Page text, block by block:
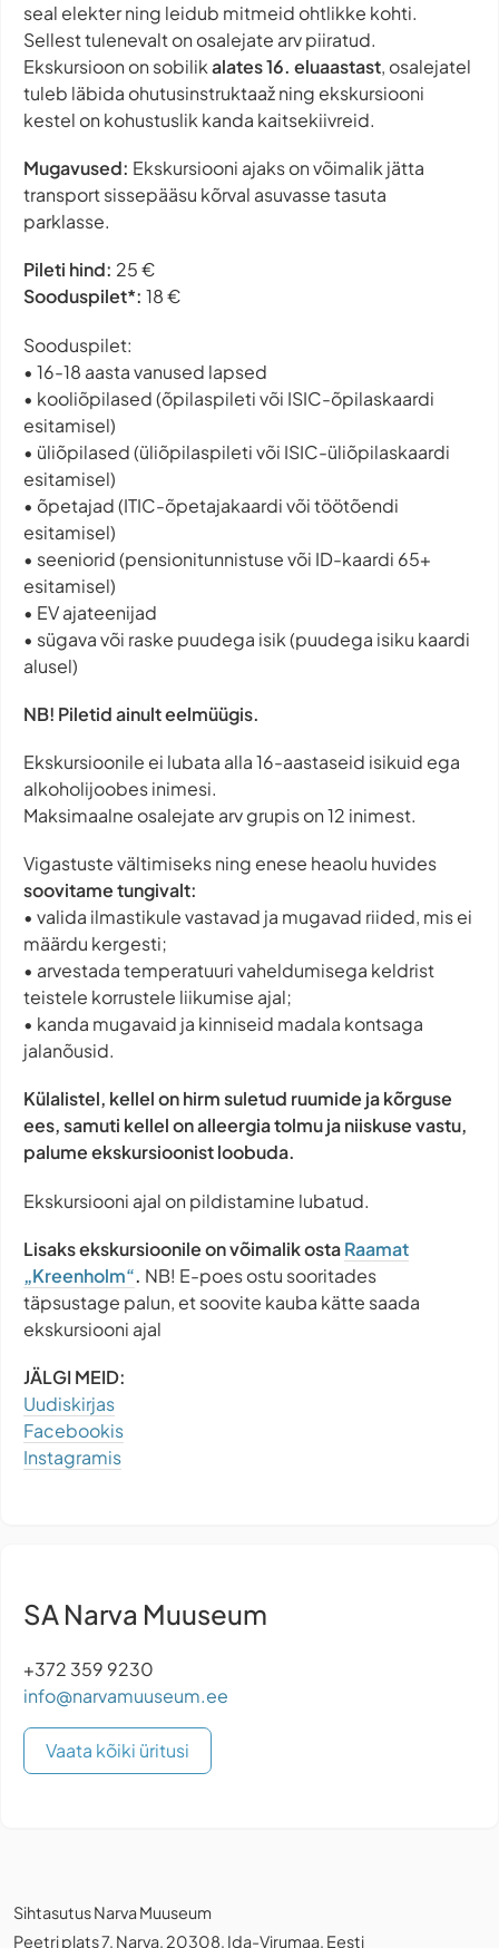
seal elekter ning leidub mitmeid ohtlikke kohti.
Sellest tulenevalt on osalejate arv piiratud.
Ekskursioon on sobilikalates 16. eluaastast, osalejatel
tuleb läbida ohutusinstruktaaž ning ekskursiooni
kestel on kohustuslik kanda kaitsekiivreid.
Mugavused: Ekskursiooni ajaks on võimalik jätta
transport sissepääsu kõrval asuvasse tasuta
parklasse.
Pileti hind: 25 €
Sooduspilet*: 18 €
Sooduspilet:
• 16-18 aasta vanused lapsed
• kooliõpilased (õpilaspileti või ISIC-õpilaskaardi
esitamisel)
• üliõpilased (üliõpilaspileti või ISIC-üliõpilaskaardi
esitamisel)
• õpetajad (ITIC-õpetajakaardi või töötõendi
esitamisel)
• seeniorid (pensionitunnistuse või ID-kaardi 65+
esitamisel)
• EV ajateenijad
• sügava või raske puudega isik (puudega isiku kaardi
alusel)
NB! Piletid ainult eelmüügis.
Ekskursioonile ei lubata alla 16-aastaseid isikuid ega
alkoholijoobes inimesi.
Maksimaalne osalejate arv grupis on 12 inimest.
Vigastuste vältimiseks ning enese heaolu huvides
soovitame tungivalt:
• valida ilmastikule vastavad ja mugavad riided, mis ei
määrdu kergesti;
• arvestada temperatuuri vaheldumisega keldrist
teistele korrustele liikumise ajal;
• kanda mugavaid ja kinniseid madala kontsaga
jalanõusid.
Külalistel, kellel on hirm suletud ruumide ja kõrguse
ees, samuti kellel on alleergia tolmu ja niiskuse vastu,
palume ekskursioonist loobuda.
Ekskursiooni ajal on pildistamine lubatud.
Lisaks ekskursioonile on võimalik ostaRaamat
„Kreenholm“. NB! E-poes ostu sooritades
täpsustage palun, et soovite kauba kätte saada
ekskursiooni ajal
JÄLGI MEID:
Uudiskirjas
Facebookis
Instagramis
SA Narva Muuseum
+372 359 9230
info@narvamuuseum.ee
Vaata kõiki üritusi
Sihtasutus Narva Muuseum
Peetri plats 7, Narva, 20308, Ida-Virumaa, Eesti